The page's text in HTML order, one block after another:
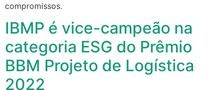
compromissos.
IBMP é vice-campeão na
categoria ESG do Prêmio
BBM Projeto de Logística
2022